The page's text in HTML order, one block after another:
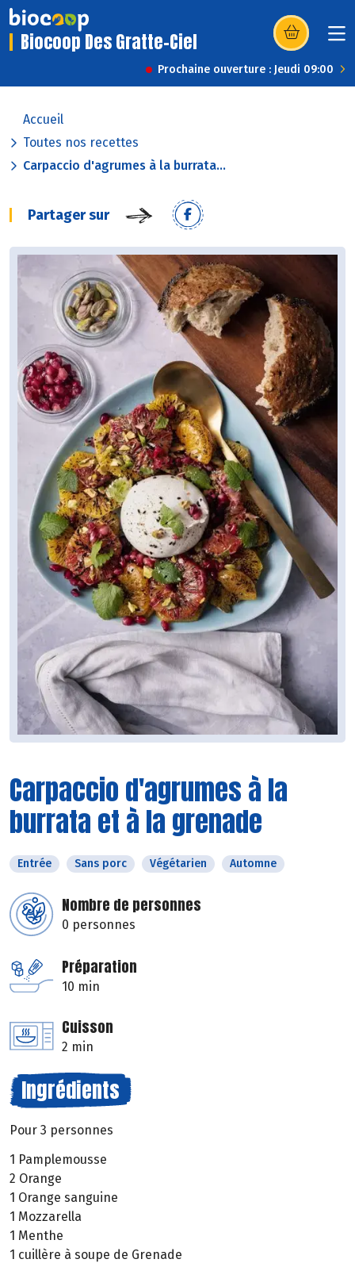
Biocoop Des Gratte-Ciel (s’ouvre dans
Prochaine ouverture : Jeudi 09:00
Accueil
Toutes nos recettes
Carpaccio d'agrumes à la burrata...
Partager sur
Carpaccio d'agrumes à la
burrata et à la grenade
Entrée Sans porc Végétarien Automne
Nombre de personnes
0 personnes
Préparation
10 min
Cuisson
2 min
Ingrédients
Pour 3 personnes
1 Pamplemousse
2 Orange
1 Orange sanguine
1 Mozzarella
1 Menthe
1 cuillère à soupe de Grenade